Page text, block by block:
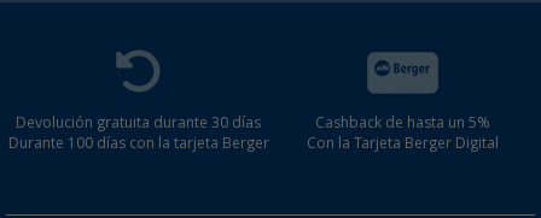
Devolución gratuita durante 30 días
Durante 100 días con la tarjeta Berger
Cashback de hasta un 5%
Con la Tarjeta Berger Digital